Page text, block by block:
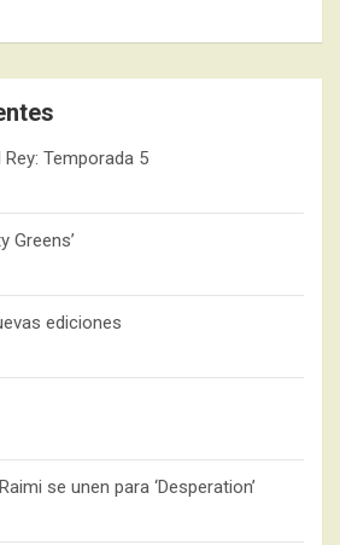
Temporada 5
Greens’
ediciones
se unen para ‘Desperation’